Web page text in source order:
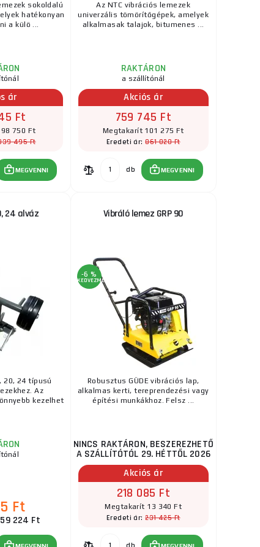
sokoldalú
hatékonyan
a külö ...
ár
Ft
750 Ft
495 Ft
MEGVENNI
Az NTC vibrációs lemezek
univerzális tömörítőgépek, amelyek
alkalmasak talajok, bitumenes ...
RAKTÁRON
a szállítónál
Akciós ár
759 745 Ft
Megtakarít 101 275 Ft
Eredeti ár:861 020 Ft
db MEGVENNI
24 alváz
20, 24 típusú
Az
kezelhet
Ft
224 Ft
Vibráló lemez GRP 90
-6 %
KEDVEZMÉNY
Robusztus GÜDE vibrációs lap,
alkalmas kerti, tereprendezési vagy
építési munkákhoz. Felsz ...
NINCS RAKTÁRON, BESZEREZHETŐ
A SZÁLLÍTÓTÓL 29. HÉTTŐL 2026
Akciós ár
218 085 Ft
Megtakarít 13 340 Ft
Eredeti ár:231 425 Ft